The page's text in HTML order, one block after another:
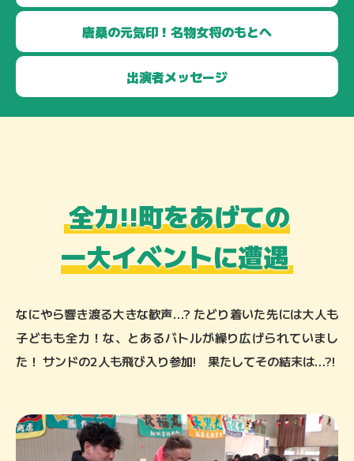
唐桑の元気印！ 名物女将のもとへ
出演者メッセージ
全力!!町をあげての
一大イベントに遭遇
なにやら響き渡る大きな歓声…? たどり着いた先には大人も
子どもも全力！な、とあるバトルが繰り広げられていまし
た！ サンドの2人も飛び入り参加! 果たしてその結末は…?!